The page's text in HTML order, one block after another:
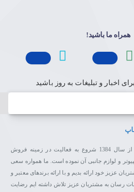
همراه ما باشید!
اخبار و تبلیغات به روز باشید
فروشگاه اینترنتی تکتازشاپ از سال 1384 شروع به فعالیت در زمینه فروش
و لوازم جانبی آن نموده است. ما همواره سعی
عزیز خود ارائه بدیم و با ارائه برندهای معتبر و
رسان به مشتریان عزیز تلاش داشته ایم رضایت